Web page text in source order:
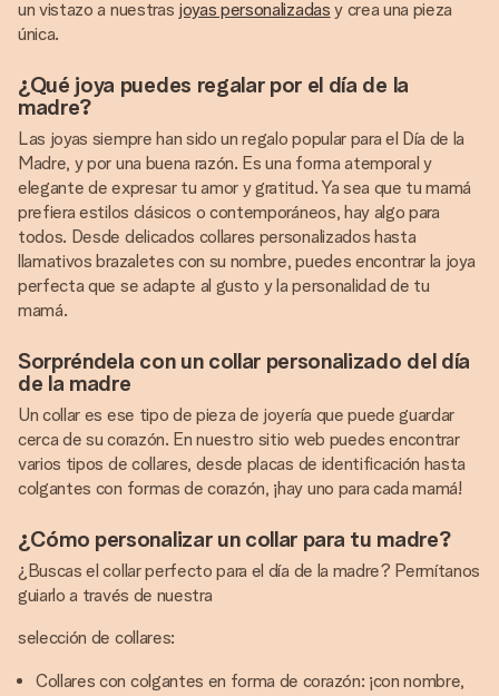
un vistazo a nuestras joyas personalizadas y crea una pieza
única.
¿Qué joya puedes regalar por el día de la
madre?
Las joyas siempre han sido un regalo popular para el Día de la
Madre, y por una buena razón. Es una forma atemporal y
elegante de expresar tu amor y gratitud. Ya sea que tu mamá
prefiera estilos clásicos o contemporáneos, hay algo para
todos. Desde delicados collares personalizados hasta
llamativos brazaletes con su nombre, puedes encontrar la joya
perfecta que se adapte al gusto y la personalidad de tu
mamá.
Sorpréndela con un collar personalizado del día
de la madre
Un collar es ese tipo de pieza de joyería que puede guardar
cerca de su corazón. En nuestro sitio web puedes encontrar
varios tipos de collares, desde placas de identificación hasta
colgantes con formas de corazón, ¡hay uno para cada mamá!
¿Cómo personalizar un collar para tu madre?
¿Buscas el collar perfecto para el día de la madre? Permítanos
guiarlo a través de nuestra
selección de collares:
Collares con colgantes en forma de corazón: ¡con nombre,